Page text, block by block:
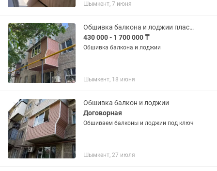
Шымкент, 7 июня
Обшивка балкона и лоджии пластиковые окна и двери решетки
430 000 - 1 700 000 ₸
Обшивка балкона и лоджии
Шымкент, 18 июня
Обшивка балкон и лоджии
Договорная
Обшиваем балконы и лоджии под ключ
Шымкент, 27 июля